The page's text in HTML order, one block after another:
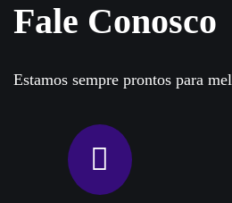
Fale Conosco
Estamos sempre prontos para